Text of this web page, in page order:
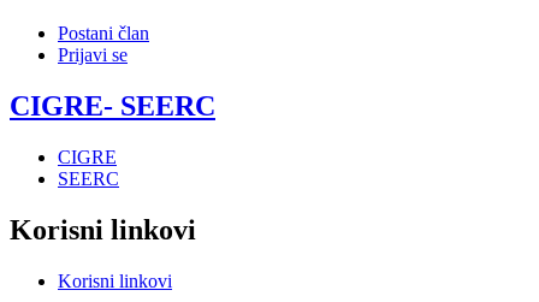
Postani član
Prijavi se
CIGRE- SEERC
CIGRE
SEERC
Korisni linkovi
Korisni linkovi